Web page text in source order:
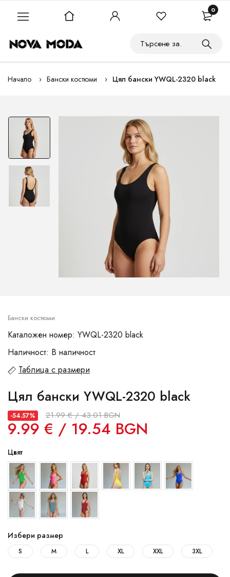
Начало Бански костюми Цял бански YWQL-2320 black
Бански костюми
Каталожен номер: YWQL-2320 black
Наличност: В наличност
Таблица с размери
Цял бански YWQL-2320 black
-54.57% 21.99 € / 43.01 BGN
9.99 € / 19.54 BGN
Цвят
Избери размер
S M L XL XXL 3XL
0